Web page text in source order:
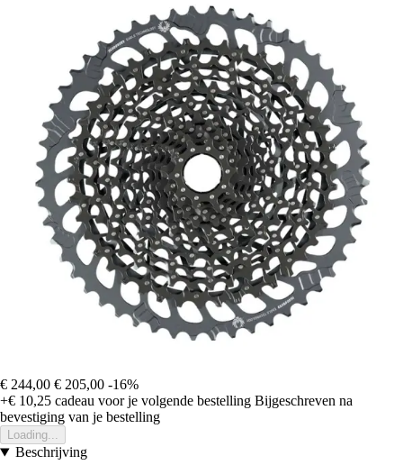
€ 244,00 € 205,00 -16%
+€ 10,25 cadeau voor je volgende bestelling Bijgeschreven na
bevestiging van je bestelling
Loading...
Beschrijving